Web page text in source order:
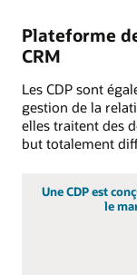
Plateforme
CRM
Les CDP sont
gestion de la
elles traitent des
but totalement
Une CDP est
le